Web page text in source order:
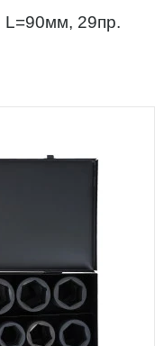
L=90мм, 29пр.